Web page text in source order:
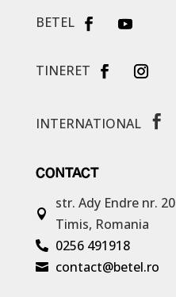
BETEL
TINERET
INTERNATIONAL 
CONTACT

str. Ady Endre nr. 20
Timis, Romania
 0256 491918
 contact@betel.ro